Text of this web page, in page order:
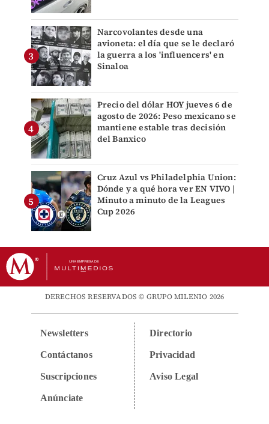
Narcovolantes desde una
avioneta: el día que se le declaró
la guerra a los 'influencers' en
Sinaloa
Precio del dólar HOY jueves 6 de
agosto de 2026: Peso mexicano se
mantiene estable tras decisión
del Banxico
Cruz Azul vs Philadelphia Union:
Dónde y a qué hora ver EN VIVO |
Minuto a minuto de la Leagues
Cup 2026
DERECHOS RESERVADOS © GRUPO MILENIO 2026
Newsletters
Contáctanos
Suscripciones
Anúnciate
Directorio
Privacidad
Aviso Legal